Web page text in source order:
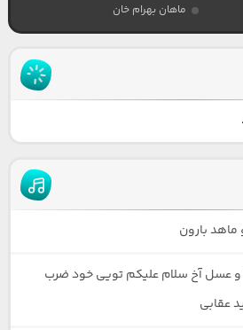
ماهان بهرام خان
ماهد بارون
و عسل آخ سلام علیکم تویی خود ضرب
عقابی